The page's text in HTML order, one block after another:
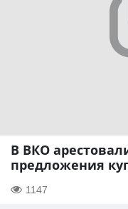
В ВКО
предложения
1147